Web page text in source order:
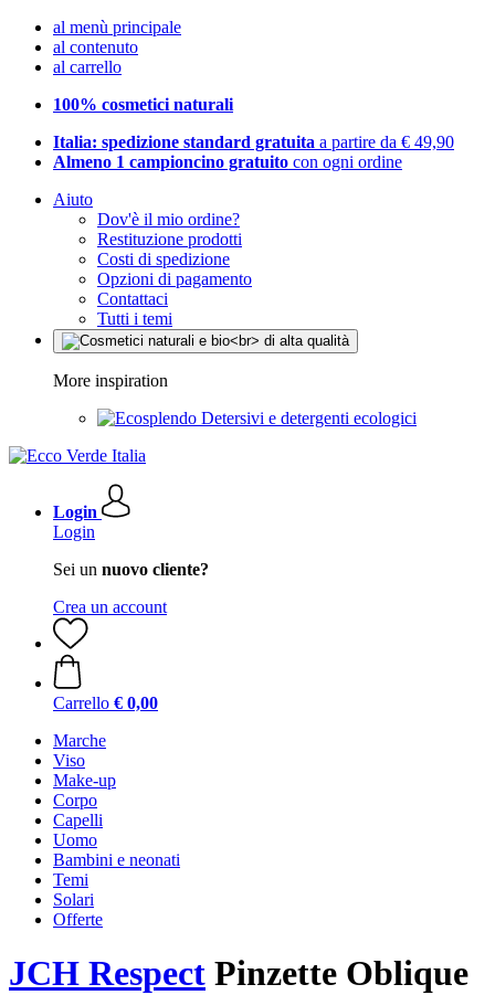
al menù principale
al contenuto
al carrello
100% cosmetici naturali
Italia: spedizione standard gratuita a partire da € 49,90
Almeno 1 campioncino gratuito con ogni ordine
Aiuto
Dov'è il mio ordine?
Restituzione prodotti
Costi di spedizione
Opzioni di pagamento
Contattaci
Tutti i temi
More inspiration
Detersivi e detergenti ecologici
Login
Login
Sei un nuovo cliente?
Crea un account
Carrello € 0,00
Marche
Viso
Make-up
Corpo
Capelli
Uomo
Bambini e neonati
Temi
Solari
Offerte
JCH Respect Pinzette Oblique